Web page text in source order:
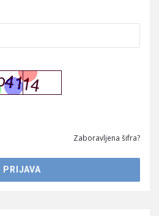
Zaboravljena šifra?